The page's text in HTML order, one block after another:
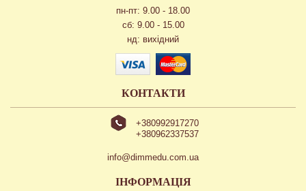
пн-пт: 9.00 - 18.00
сб: 9.00 - 15.00
нд: вихідний
КОНТАКТИ
+380992917270
+380962337537
info@dimmedu.com.ua
ІНФОРМАЦІЯ